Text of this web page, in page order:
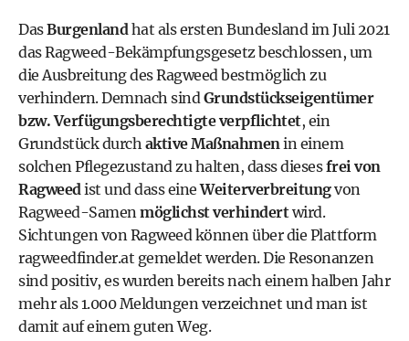
DasBurgenlandhat als ersten Bundesland im Juli 2021
dasRagweed-Bekämpfungsgesetzbeschlossen, um
die Ausbreitung des Ragweed bestmöglich zu
verhindern. Demnach sindGrundstückseigentümer
bzw. Verfügungsberechtigte verpflichtet, ein
Grundstück durch aktive Maßnahmenin einem
solchen Pflegezustand zu halten, dass diesesfrei von
Ragweedist und dass eineWeiterverbreitungvon
Ragweed-Samenmöglichst verhindertwird.
Sichtungen von Ragweed können über die Plattform
ragweedfinder.at gemeldet werden. Die Resonanzen
sind positiv, es wurden bereits nach einem halben Jahr
mehr als 1.000 Meldungen verzeichnet und man ist
damit auf einem guten Weg.